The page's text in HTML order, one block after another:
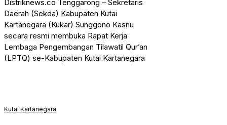
Distriknews.co Tenggarong – Sekretaris
Daerah (Sekda) Kabupaten Kutai
Kartanegara (Kukar) Sunggono Kasnu
secara resmi membuka Rapat Kerja
Lembaga Pengembangan Tilawatil Qur’an
(LPTQ) se-Kabupaten Kutai Kartanegara
Kutai Kartanegara